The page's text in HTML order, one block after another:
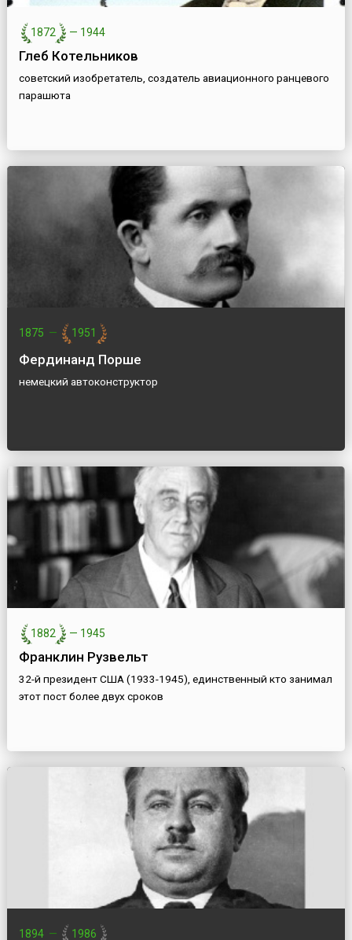
1872 — 1944
Глеб Котельников
советский изобретатель, создатель авиационного ранцевого
парашюта
1875 — 1951
Фердинанд Порше
немецкий автоконструктор
1882 — 1945
Франклин Рузвельт
32-й президент США (1933-1945), единственный кто занимал
этот пост более двух сроков
1894 — 1986